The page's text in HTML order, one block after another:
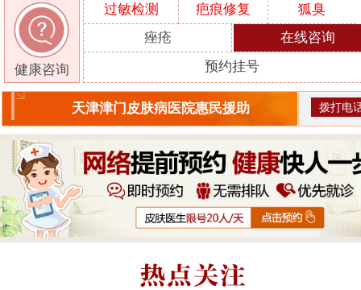
健康咨询
过敏检测 疤痕修复
狐臭
痤疮
在线咨询
预约挂号
天津津门皮肤病医院惠民援助 拨打电